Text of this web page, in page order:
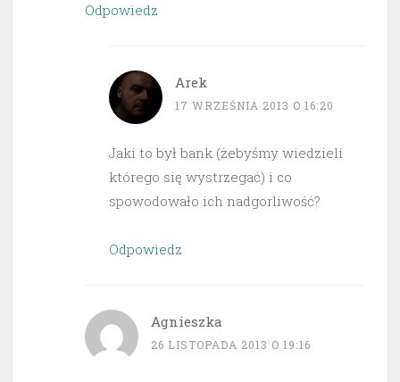
Odpowiedz
Arek
17 WRZEŚNIA 2013 O 16:20
Jaki to był bank (żebyśmy wiedzieli
którego się wystrzegać) i co
spowodowało ich nadgorliwość?
Odpowiedz
Agnieszka
26 LISTOPADA 2013 O 19:16